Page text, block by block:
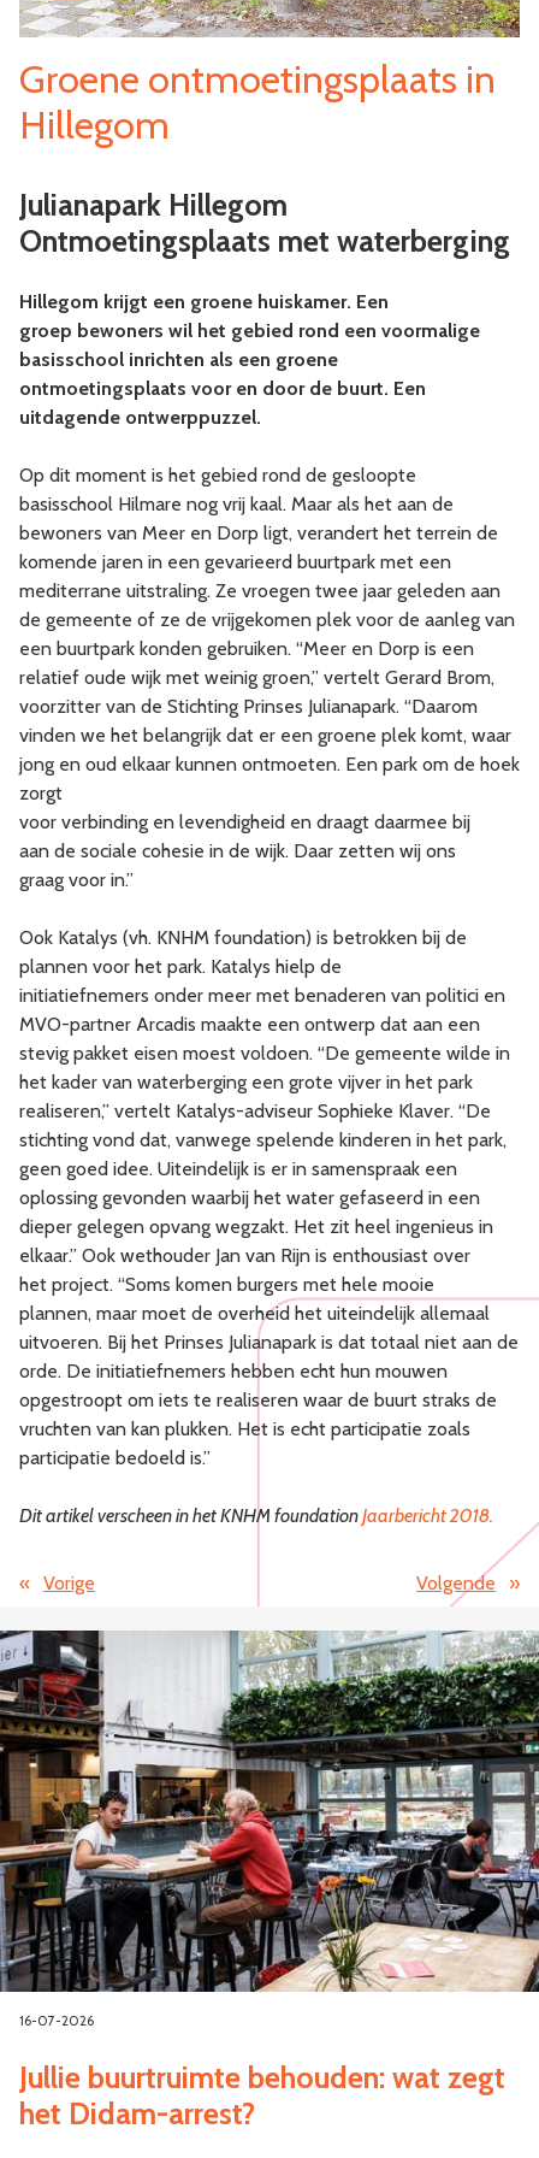
Groene ontmoetingsplaats in
Hillegom
Julianapark Hillegom
Ontmoetingsplaats met waterberging
Hillegom krijgt een groene huiskamer. Een
groep bewoners wil het gebied rond een voormalige
basisschool inrichten als een groene
ontmoetingsplaats voor en door de buurt. Een
uitdagende ontwerppuzzel.
Op dit moment is het gebied rond de gesloopte
basisschool Hilmare nog vrij kaal. Maar als het aan de
bewoners van Meer en Dorp ligt, verandert het terrein de
komende jaren in een gevarieerd buurtpark met een
mediterrane uitstraling. Ze vroegen twee jaar geleden aan
de gemeente of ze de vrijgekomen plek voor de aanleg van
een buurtpark konden gebruiken. “Meer en Dorp is een
relatief oude wijk met weinig groen,” vertelt Gerard Brom,
voorzitter van de Stichting Prinses Julianapark. “Daarom
vinden we het belangrijk dat er een groene plek komt, waar
jong en oud elkaar kunnen ontmoeten. Een park om de hoek
zorgt
voor verbinding en levendigheid en draagt daarmee bij
aan de sociale cohesie in de wijk. Daar zetten wij ons
graag voor in.”
Ook Katalys (vh. KNHM foundation) is betrokken bij de
plannen voor het park. Katalys hielp de
initiatiefnemers onder meer met benaderen van politici en
MVO-partner Arcadis maakte een ontwerp dat aan een
stevig pakket eisen moest voldoen. “De gemeente wilde in
het kader van waterberging een grote vijver in het park
realiseren,” vertelt Katalys-adviseur Sophieke Klaver. “De
stichting vond dat, vanwege spelende kinderen in het park,
geen goed idee. Uiteindelijk is er in samenspraak een
oplossing gevonden waarbij het water gefaseerd in een
dieper gelegen opvang wegzakt. Het zit heel ingenieus in
elkaar.” Ook wethouder Jan van Rijn is enthousiast over
het project. “Soms komen burgers met hele mooie
plannen, maar moet de overheid het uiteindelijk allemaal
uitvoeren. Bij het Prinses Julianapark is dat totaal niet aan de
orde. De initiatiefnemers hebben echt hun mouwen
opgestroopt om iets te realiseren waar de buurt straks de
vruchten van kan plukken. Het is echt participatie zoals
participatie bedoeld is.”
Dit artikel verscheen in het KNHM foundationJaarbericht 2018.
« Vorige Volgende »
16-07-2026
Jullie buurtruimte behouden: wat zegt
het Didam-arrest?